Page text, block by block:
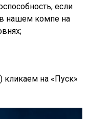
если
нашем компе на
на «Пуск»